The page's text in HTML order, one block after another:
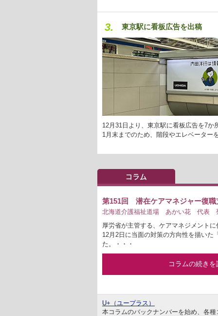
3. 東京駅に看板広告を出稿
12月31日より、東京駅に看板広告を7か
1月末までのため、階段やエレベーター
第151回 潜在ケアマネジャー復職
北海道介護福祉道場 あかい花 代表
厚労省が主管する、ケアマネジメント
12月2日に当面の対策の方向性を描いた
た。・・・
コラムの続き
U+（ユープラス）
本コラムのバックナンバーを始め、各